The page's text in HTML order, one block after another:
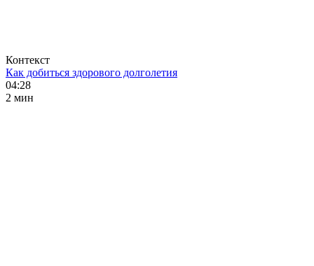
Контекст
Как добиться здорового долголетия
04:28
2 мин